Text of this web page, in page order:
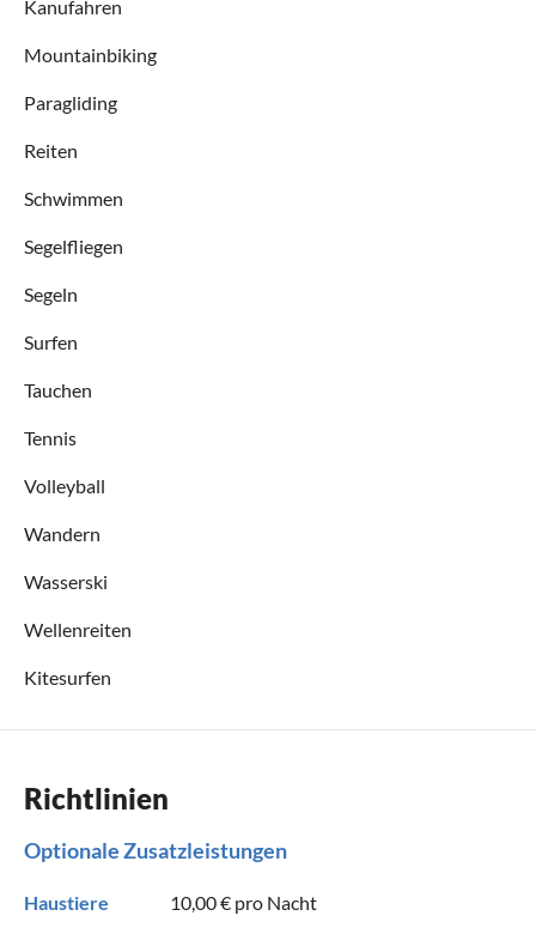
Kanufahren
Mountainbiking
Paragliding
Reiten
Schwimmen
Segelfliegen
Segeln
Surfen
Tauchen
Tennis
Volleyball
Wandern
Wasserski
Wellenreiten
Kitesurfen
Richtlinien
Optionale Zusatzleistungen
Haustiere 10,00 € pro Nacht